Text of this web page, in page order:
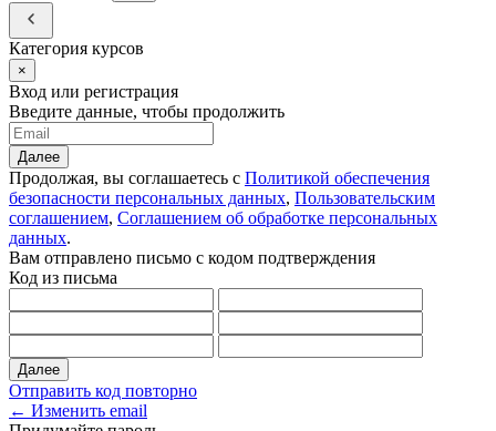
Категория курсов
×
Вход или регистрация
Введите данные, чтобы продолжить
Далее
Продолжая, вы соглашаетесь с Политикой обеспечения
безопасности персональных данных, Пользовательским
соглашением, Соглашением об обработке персональных
данных.
Вам отправлено письмо с кодом подтверждения
Код из письма
Далее
Отправить код повторно
← Изменить email